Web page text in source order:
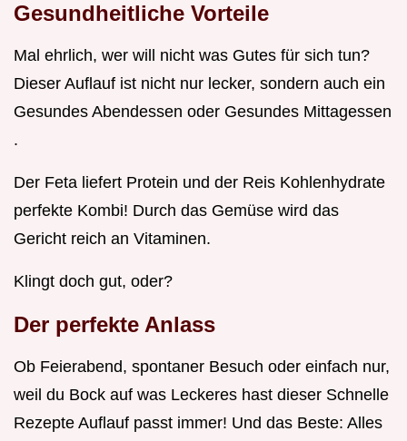
Gesundheitliche Vorteile
Mal ehrlich, wer will nicht was Gutes für sich tun?
Dieser Auflauf ist nicht nur lecker, sondern auch ein
Gesundes Abendessen oder Gesundes Mittagessen
.
Der Feta liefert Protein und der Reis Kohlenhydrate
perfekte Kombi! Durch das Gemüse wird das
Gericht reich an Vitaminen.
Klingt doch gut, oder?
Der perfekte Anlass
Ob Feierabend, spontaner Besuch oder einfach nur,
weil du Bock auf was Leckeres hast dieser Schnelle
Rezepte Auflauf passt immer! Und das Beste: Alles